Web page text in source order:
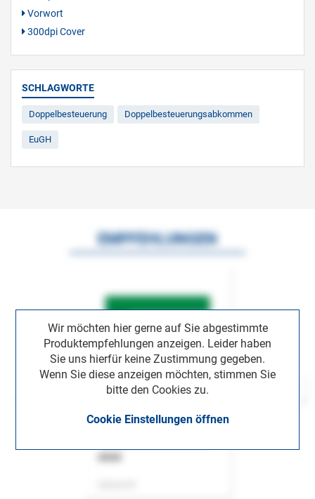
Vorwort
300dpi Cover
SCHLAGWORTE
Doppelbesteuerung Doppelbesteuerungsabkommen
EuGH
Wir möchten hier gerne auf Sie abgestimmte
Produktempfehlungen anzeigen. Leider haben
Sie uns hierfür keine Zustimmung gegeben.
Wenn Sie diese anzeigen möchten, stimmen Sie
bitte den Cookies zu.
Cookie Einstellungen öffnen
EMPFEHLUNGEN